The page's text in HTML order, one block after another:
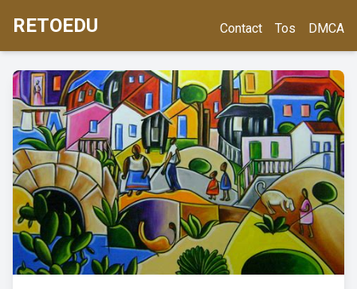
RETOEDU Contact Tos DMCA